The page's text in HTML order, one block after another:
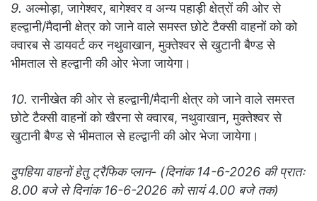
9. अल्मोड़ा, जागेश्वर, बागेश्वर व अन्य पहाड़ी क्षेत्रों की ओर से
हल्द्वानी/मैदानी क्षेत्र को जाने वाले समस्त छोटे टैक्सी वाहनों को को
क्वारब से डायवर्ट कर नथुवाखान, मुक्तेश्वर से खुटानी बैण्ड से
भीमताल से हल्द्वानी की ओर भेजा जायेगा।
10. रानीखेत की ओर से हल्द्वानी/मैदानी क्षेत्र को जाने वाले समस्त
छोटे टैक्सी वाहनों को खैरना से क्वारब, नथुवाखान, मुक्तेश्वर से
खुटानी बैण्ड से भीमताल से हल्द्वानी की ओर भेजा जायेगा।
दुपहिया वाहनों हेतु ट्रैफिक प्लान- (दिनांक 14-6-2026 की प्रातः
8.00 बजे से दिनांक 16-6-2026 को सायं 4.00 बजे तक)